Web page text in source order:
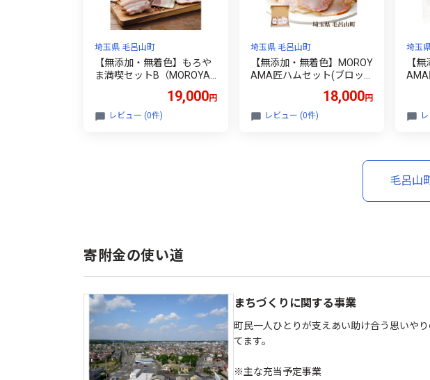
埼玉県 毛呂山町
【無添加・無着色】もろや
ま満喫セットB（MOROYA
イス3種+桂木ゆずとはっさ
くみかん2本＋燻製醤油）
19,000円
レビュー (0件)
埼玉県 毛呂山町
【無添加・無着色】MOROY
AMA匠ハムセット(ブロッ
18,000円
レビュー (0件)
埼玉
【
毛呂山
寄附金の使い道
まちづくりに関する事業
町民一人ひとりが支えあい助け合う思いや
てます。
※主な充当予定事業